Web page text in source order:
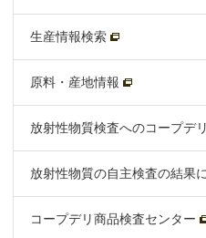
生産情報検索
原料・産地情報
放射性物質検査へのコープデ
放射性物質の自主検査の結果
コープデリ商品検査センター